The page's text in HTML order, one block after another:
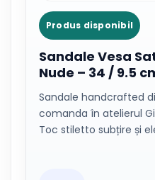
Produs disponibil
Sandale Vesa
Nude – 34 / 9.5
Sandale handcrafted
comanda în atelierul
Toc stiletto subțire și